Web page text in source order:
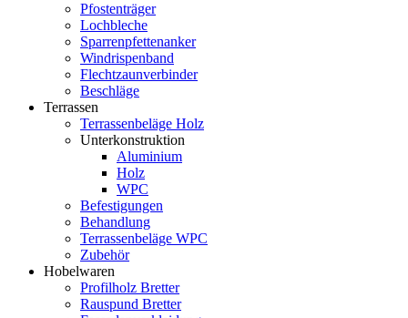
Pfostenträger
Lochbleche
Sparrenpfettenanker
Windrispenband
Flechtzaunverbinder
Beschläge
Terrassen
Terrassenbeläge Holz
Unterkonstruktion
Aluminium
Holz
WPC
Befestigungen
Behandlung
Terrassenbeläge WPC
Zubehör
Hobelwaren
Profilholz Bretter
Rauspund Bretter